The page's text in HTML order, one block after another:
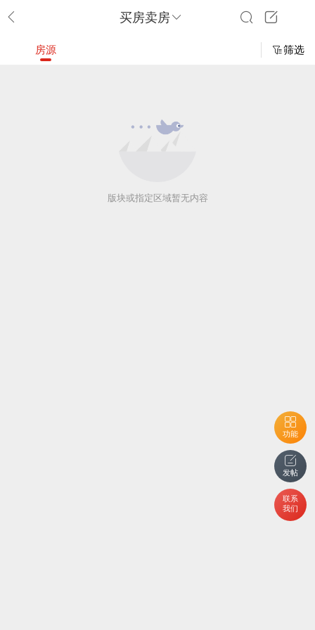
买房卖房
功能
发帖
联系
我们
房源 筛选
版块或指定区域暂无内容